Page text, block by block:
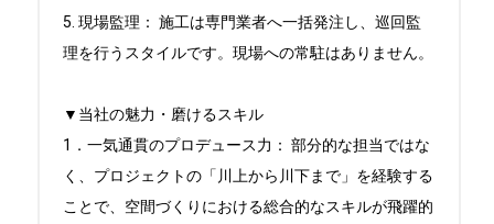
5. 現場監理： 施工は専門業者へ一括発注し、巡回監
理を行うスタイルです。現場への常駐はありません。
▼当社の魅力・磨けるスキル
1．一気通貫のプロデュース力： 部分的な担当ではな
く、プロジェクトの「川上から川下まで」を経験する
ことで、空間づくりにおける総合的なスキルが飛躍的